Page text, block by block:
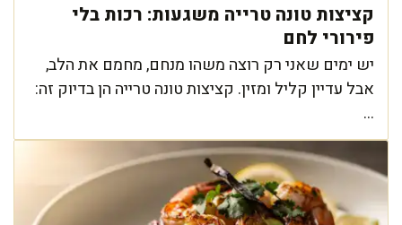
קציצות טונה טרייה משגעות: רכות בלי
פירורי לחם
יש ימים שאני רק רוצה משהו מנחם, מחמם את הלב,
אבל עדיין קליל ומזין. קציצות טונה טרייה הן בדיוק זה:
...